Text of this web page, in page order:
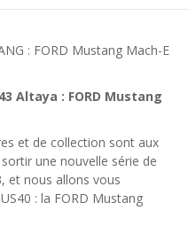
: FORD Mustang Mach-E
Altaya : FORD Mustang
et de collection sont aux
une nouvelle série de
et nous allons vous
: la FORD Mustang